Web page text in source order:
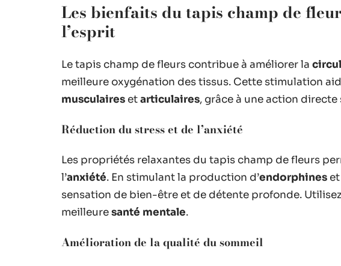
Les bienfaits du tapis champ de
l’esprit
Le tapis champ de fleurs contribue à améliorer la
meilleure oxygénation des tissus. Cette stimulation
musculaires etarticulaires, grâce à une action
Réduction du stress et de l’anxiété
Les propriétés relaxantes du tapis champ de fleurs
l’anxiété. En stimulant la production d’endorphines
sensation de bien-être et de détente profonde.
meilleuresanté mentale.
Amélioration de la qualité du sommeil